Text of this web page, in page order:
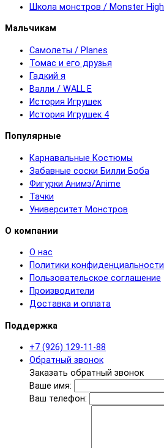
Школа монстров / Monster High
Мальчикам
Самолеты / Planes
Томас и его друзья
Гадкий я
Валли / WALL.E
История Игрушек
История Игрушек 4
Популярные
Карнавальные Костюмы
Забавные соски Билли Боба
Фигурки Анимэ/Anime
Тачки
Университет Монстров
О компании
О нас
Политики конфиденциальности
Пользовательское соглашение
Производители
Доставка и оплата
Поддержка
+7 (926) 129-11-88
Обратный звонок
Заказать обратный звонок
Ваше имя:
Ваш телефон: